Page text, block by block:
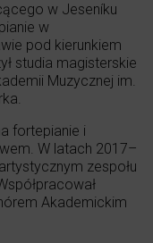
w Jeseníku
w
pod kierunkiem
studia magisterskie
Muzycznej im.
fortepianie i
W latach 2017–
zespołu
Akademickim